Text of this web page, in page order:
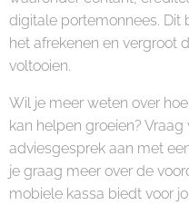
digitale portemonnees. Dit
het afrekenen en vergroot
voltooien.
Wil je meer weten over
kan helpen groeien?
adviesgesprek aan met
je graag meer over de
mobiele kassa biedt voor